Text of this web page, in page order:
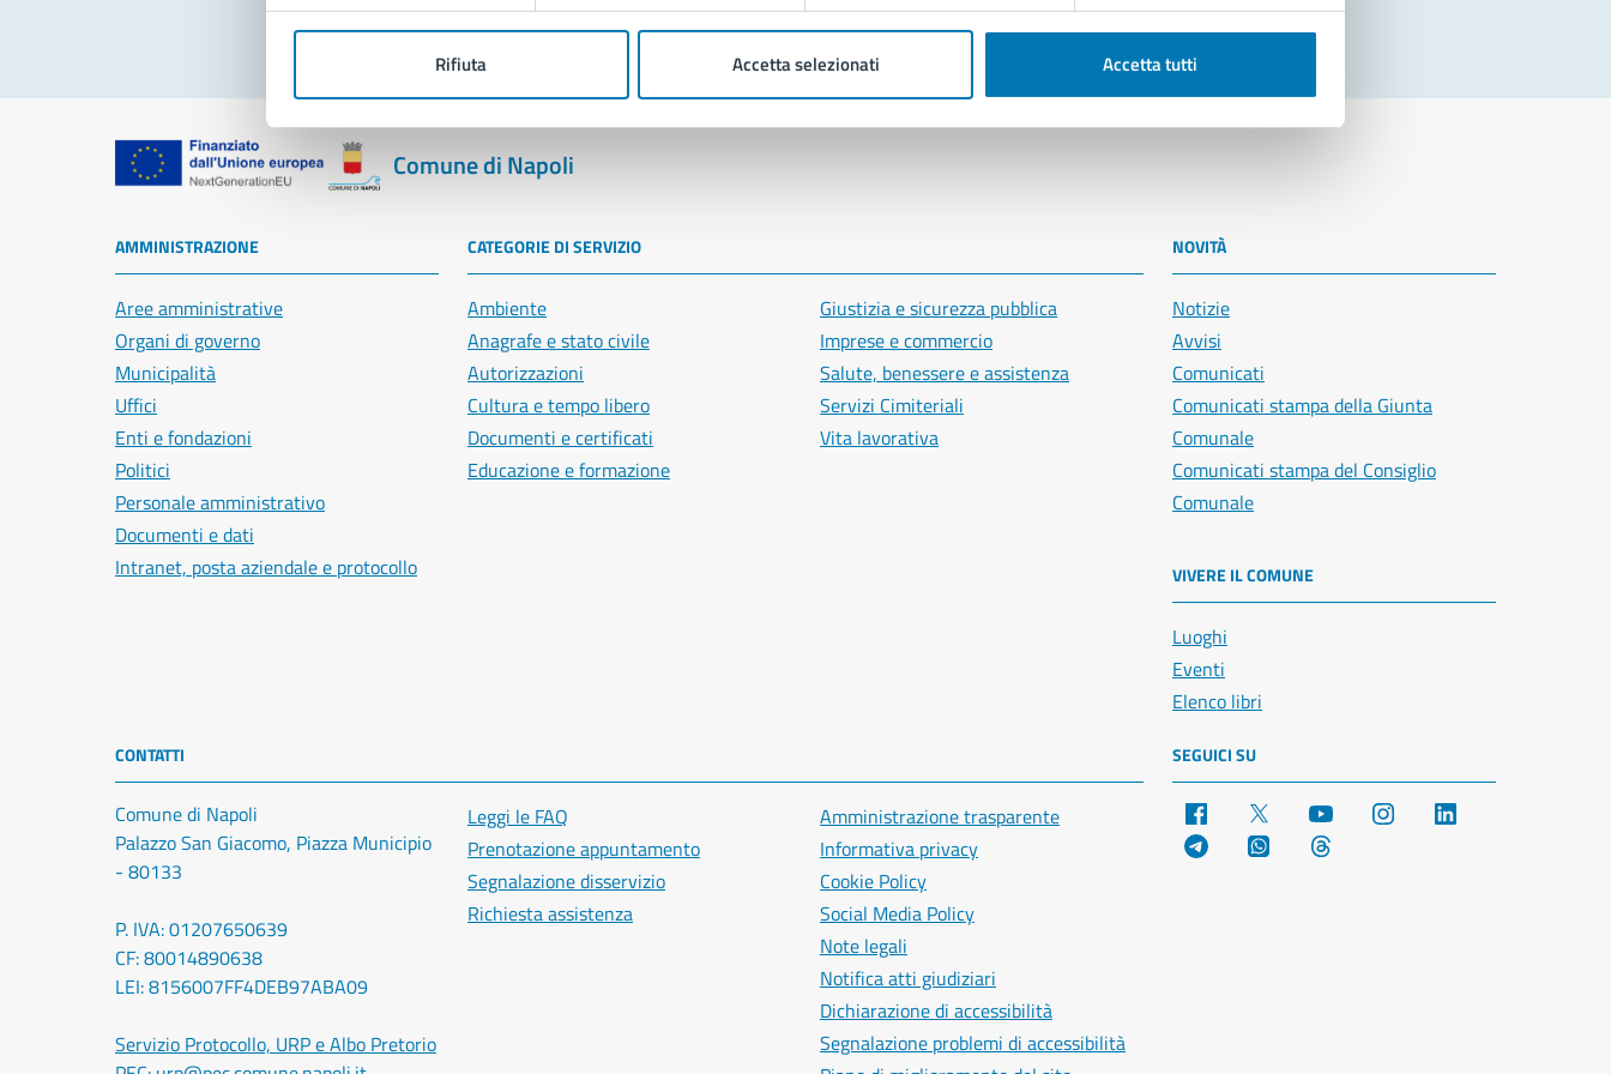
Rifiuta Accetta selezionati Accetta tutti
Comune di Napoli
AMMINISTRAZIONE
Aree amministrative
Organi di governo
Municipalità
Uffici
Enti e fondazioni
Politici
Personale amministrativo
Documenti e dati
Intranet, posta aziendale e protocollo
CATEGORIE DI SERVIZIO
Ambiente
Anagrafe e stato civile
Autorizzazioni
Cultura e tempo libero
Documenti e certificati
Educazione e formazione
Giustizia e sicurezza pubblica
Imprese e commercio
Salute, benessere e assistenza
Servizi Cimiteriali
Vita lavorativa
NOVITÀ
Notizie
Avvisi
Comunicati
Comunicati stampa della Giunta
Comunale
Comunicati stampa del Consiglio
Comunale
VIVERE IL COMUNE
Luoghi
Eventi
Elenco libri
CONTATTI
Comune di Napoli
Palazzo San Giacomo, Piazza Municipio
- 80133
P. IVA: 01207650639
CF: 80014890638
LEI: 8156007FF4DEB97ABA09
Servizio Protocollo, URP e Albo Pretorio
Leggi le FAQ
Prenotazione appuntamento
Segnalazione disservizio
Richiesta assistenza
Amministrazione trasparente
Informativa privacy
Cookie Policy
Social Media Policy
Note legali
Notifica atti giudiziari
Dichiarazione di accessibilità
Segnalazione problemi di accessibilità
SEGUICI SU
Facebook YouTube Instagram
Telegram WhatsApp